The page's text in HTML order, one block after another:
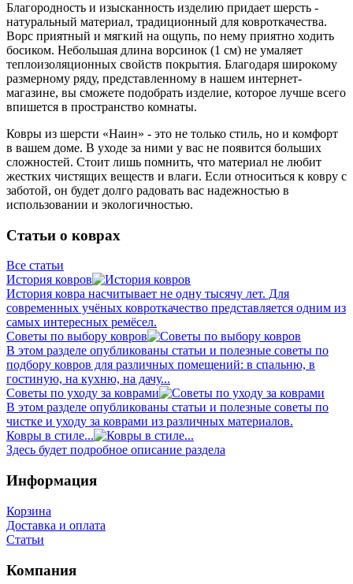
Благородность и изысканность изделию придает шерсть -
натуральный материал, традиционный для ковроткачества.
Ворс приятный и мягкий на ощупь, по нему приятно ходить
босиком. Небольшая длина ворсинок (1 см) не умаляет
теплоизоляционных свойств покрытия. Благодаря широкому
размерному ряду, представленному в нашем интернет-
магазине, вы сможете подобрать изделие, которое лучше всего
впишется в пространство комнаты.
Ковры из шерсти «Наин» - это не только стиль, но и комфорт
в вашем доме. В уходе за ними у вас не появится больших
сложностей. Стоит лишь помнить, что материал не любит
жестких чистящих веществ и влаги. Если относиться к ковру с
заботой, он будет долго радовать вас надежностью в
использовании и экологичностью.
Статьи о коврах
Все статьи
История ковров
История ковра насчитывает не одну тысячу лет. Для
современных учёных ковроткачество представляется одним из
самых интересных ремёсел.
Советы по выбору ковров
В этом разделе опубликованы статьи и полезные советы по
подбору ковров для различных помещений: в спальню, в
гостиную, на кухню, на дачу...
Советы по уходу за коврами
В этом разделе опубликованы статьи и полезные советы по
чистке и уходу за коврами из различных материалов.
Ковры в стиле...
Здесь будет подробное описание раздела
Информация
Корзина
Доставка и оплата
Статьи
Компания